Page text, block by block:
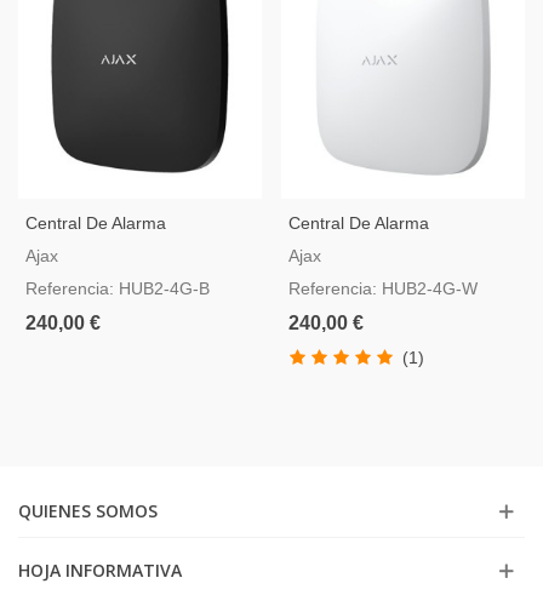
Central De Alarma
Profesional Ajax Hub2-4G-B
Ajax
Referencia: HUB2-4G-B
240,00 €
Central De Alarma
Profesional Ajax Hub2 4G
Ajax
Referencia: HUB2-4G-W
240,00 €
(1)
QUIENES SOMOS
HOJA INFORMATIVA